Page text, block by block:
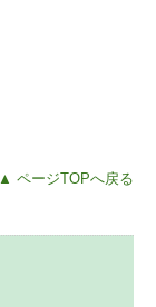
▲ ページTOPへ戻る